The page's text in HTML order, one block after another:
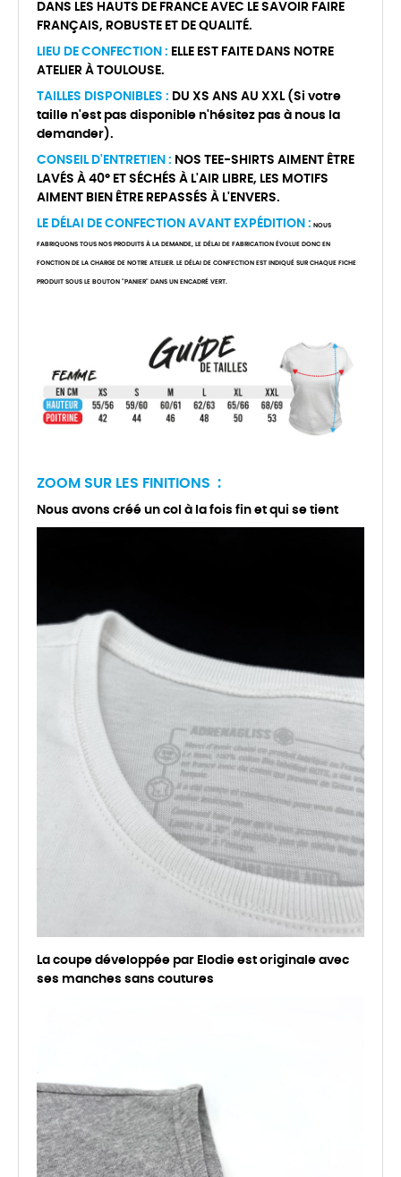
DANS LES HAUTS DE FRANCE AVEC LE SAVOIR FAIRE
FRANÇAIS, ROBUSTE ET DE QUALITÉ.
LIEU DE CONFECTION : ELLE EST FAITE DANS NOTRE
ATELIER À TOULOUSE.
TAILLES DISPONIBLES : DU XS ANS AU XXL (Si votre
taille n'est pas disponible n'hésitez pas à nous la
demander).
CONSEIL D'ENTRETIEN : NOS TEE-SHIRTS AIMENT ÊTRE
LAVÉS À 40° ET SÉCHÉS À L'AIR LIBRE, LES MOTIFS
AIMENT BIEN ÊTRE REPASSÉS À L'ENVERS.
LE DÉLAI DE CONFECTION AVANT EXPÉDITION : NOUS
FABRIQUONS TOUS NOS PRODUITS À LA DEMANDE, LE DÉLAI DE FABRICATION ÉVOLUE DONC EN
FONCTION DE LA CHARGE DE NOTRE ATELIER. LE DÉLAI DE CONFECTION EST INDIQUÉ SUR CHAQUE FICHE
PRODUIT SOUS LE BOUTON "PANIER" DANS UN ENCADRÉ VERT.
ZOOM SUR LES FINITIONS :
Nous avons créé un col à la fois fin et qui se tient
La coupe développée par Elodie est originale avec
ses manches sans coutures